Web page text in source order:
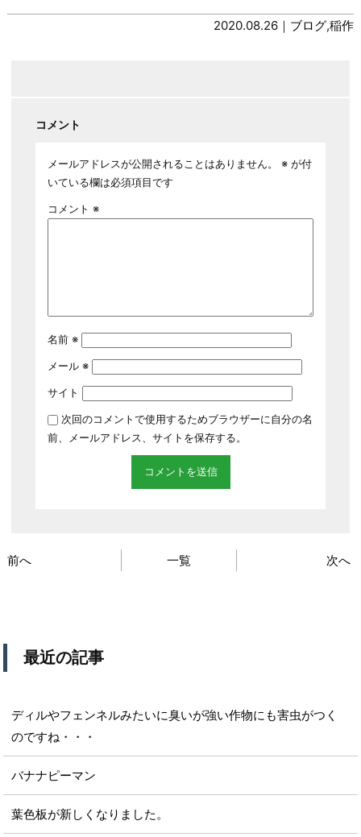
2020.08.26｜ ブログ,稲作
コメント
メールアドレスが公開されることはありません。 ※が付
いている欄は必須項目です
コメント ※
名前 ※
メール ※
サイト
次回のコメントで使用するためブラウザーに自分の名
前、メールアドレス、サイトを保存する。
前へ 一覧 次へ
最近の記事
ディルやフェンネルみたいに臭いが強い作物にも害虫がつく
のですね・・・
バナナピーマン
葉色板が新しくなりました。